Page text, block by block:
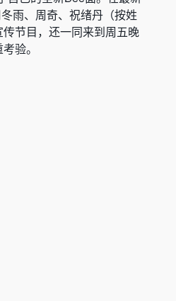
雨、周奇、祝绪丹（按姓
节目，还一同来到周五晚
验。